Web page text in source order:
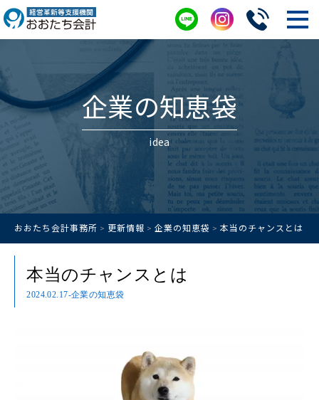
企業の知恵袋
idea
おおたち会計事務所 > 更新情報 > 企業の知恵袋 > 本当のチャンスとは
本当のチャンスとは
2024.02.17-企業の知恵袋